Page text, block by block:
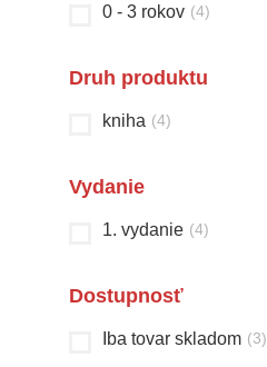
0 - 3 rokov (4)
Druh produktu
kniha (4)
Vydanie
1. vydanie (4)
Dostupnosť
Iba tovar skladom (3)
a iné školoviny